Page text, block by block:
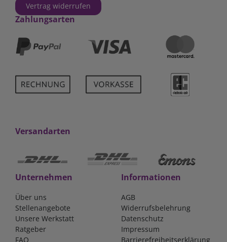
Vertrag widerrufen
Zahlungsarten
Versandarten
Unternehmen
Über uns
Stellenangebote
Unsere Werkstatt
Ratgeber
FAQ
Informationen
AGB
Widerrufsbelehrung
Datenschutz
Impressum
Barrierefreiheitserklärung